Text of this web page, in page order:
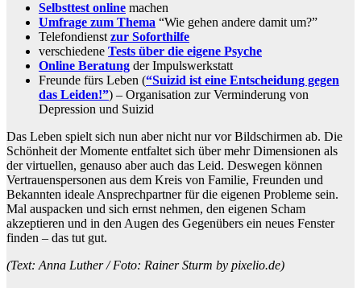
Selbsttest online machen
Umfrage zum Thema “Wie gehen andere damit um?”
Telefondienst zur Soforthilfe
verschiedene Tests über die eigene Psyche
Online Beratung der Impulswerkstatt
Freunde fürs Leben (“Suizid ist eine Entscheidung gegen
das Leiden!”) – Organisation zur Verminderung von
Depression und Suizid
Das Leben spielt sich nun aber nicht nur vor Bildschirmen ab. Die
Schönheit der Momente entfaltet sich über mehr Dimensionen als
der virtuellen, genauso aber auch das Leid. Deswegen können
Vertrauenspersonen aus dem Kreis von Familie, Freunden und
Bekannten ideale Ansprechpartner für die eigenen Probleme sein.
Mal auspacken und sich ernst nehmen, den eigenen Scham
akzeptieren und in den Augen des Gegenübers ein neues Fenster
finden – das tut gut.
(Text: Anna Luther / Foto: Rainer Sturm by pixelio.de)